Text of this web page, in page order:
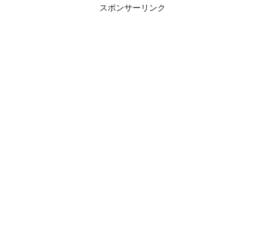
スポンサーリンク